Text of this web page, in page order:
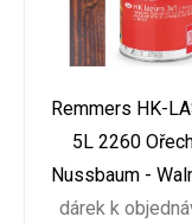
LIST
Remmers HK-
5L 2260
Nussbaum -
dárek k